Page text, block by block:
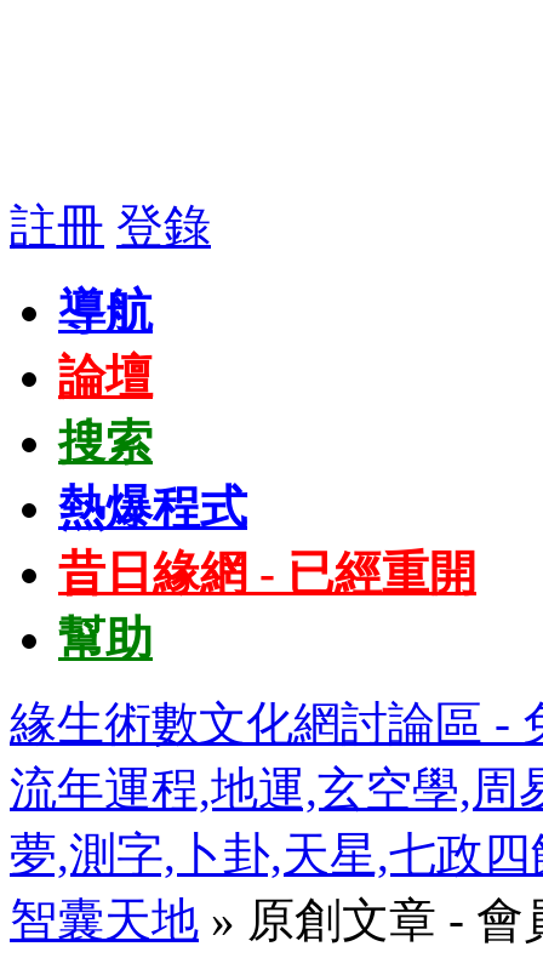
註冊 登錄
導航
論壇
搜索
熱爆程式
昔日緣網 - 已經重開
幫助
緣生術數文化網討論區 -
流年運程,地運,玄空學,周
夢,測字,卜卦,天星,七政
智囊天地 » 原創文章 - 會